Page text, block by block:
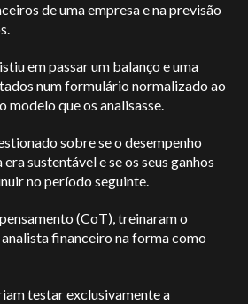
de uma empresa e na previsão
em passar um balanço e uma
num formulário normalizado ao
modelo que os analisasse.
sobre se o desempenho
sustentável e se os seus ganhos
no período seguinte.
(CoT), treinaram o
financeiro na forma como
testar exclusivamente a